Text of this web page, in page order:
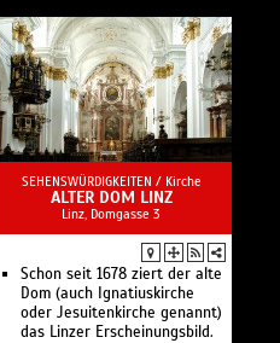
Ausstellungswelt
Expedition voestalpine -
Werkstour
Experience Tour
Family Paket
Guided Tour
Touren für Schulklassen
Die voestalpine Stahlwelt ist
ein Ort der Begegnung, an
dem Menschen den Werkstoff
Stahl und den voestalpine-
Konzern kennen und
multimedial erleben lernen.
SEHENSWÜRDIGKEITEN / Kirche
ALTER DOM LINZ
Linz, Domgasse 3
Schon seit 1678 ziert der alte
Dom (auch Ignatiuskirche
oder Jesuitenkirche genannt)
das Linzer Erscheinungsbild.